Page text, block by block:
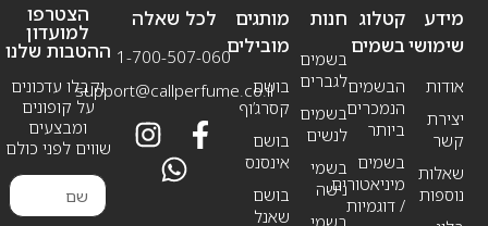
מידע
שימושי
אודות
יצירת
קשר
שאלות
נוספות
חנות
בשמים
לגברים
בשמים
לנשים
בשמי
נישה
בשמי
קטלוג
בשמים
הבשמים
הנמכרים
ביותר
בשמים
מיניאטורים
/ דוגמיות
מותגים
מובילים
בושם
קסרג’וף
בושם
אינסנס
בושם
שאנל
לכל שאלה
1-700-507-060
support@callperfume.co.il
הצטרפו
למועדון
ההטבות שלנו
וקבלו עדכונים
על קופונים
ומבצעים
שווים לפני כולם